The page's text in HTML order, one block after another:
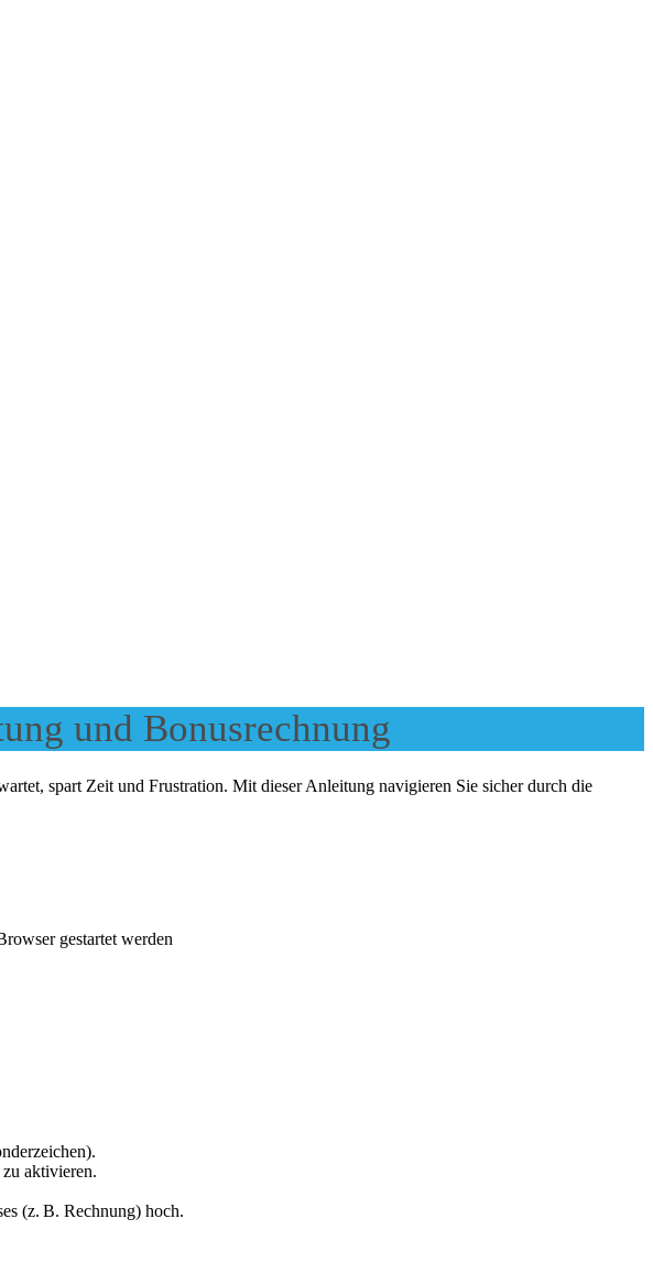
und Bonusrechnung
spart Zeit und Frustration. Mit dieser Anleitung navigieren Sie sicher durch die
gestartet werden
aktivieren.
(z. B. Rechnung) hoch.